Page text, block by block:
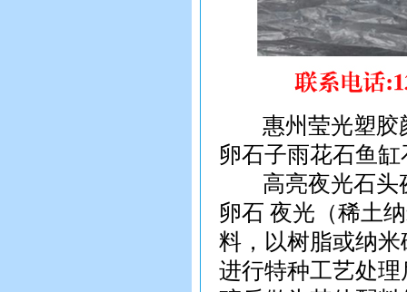
惠州莹光塑胶颜
卵石子雨花石鱼
高亮夜光石头夜
卵石 夜光（稀土
料，以树脂或纳
进行特种工艺处